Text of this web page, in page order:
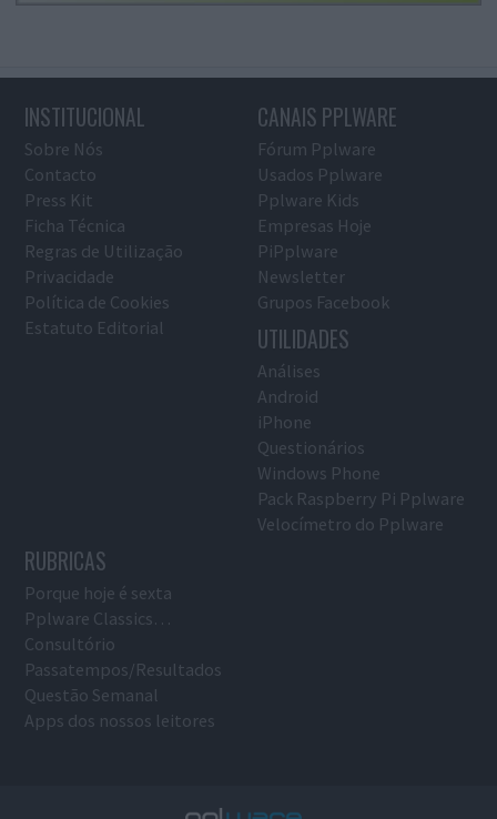
INSTITUCIONAL
Sobre Nós
Contacto
Press Kit
Ficha Técnica
Regras de Utilização
Privacidade
Política de Cookies
Estatuto Editorial
CANAIS PPLWARE
Fórum Pplware
Usados Pplware
Pplware Kids
Empresas Hoje
PiPplware
Newsletter
Grupos Facebook
UTILIDADES
Análises
Android
iPhone
Questionários
Windows Phone
Pack Raspberry Pi Pplware
Velocímetro do Pplware
RUBRICAS
Porque hoje é sexta
Pplware Classics…
Consultório
Passatempos/Resultados
Questão Semanal
Apps dos nossos leitores